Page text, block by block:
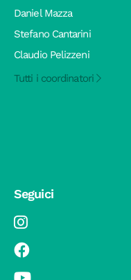
Daniel Mazza
Stefano Cantarini
Claudio Pelizzeni
Tutti i coordinatori
Seguici